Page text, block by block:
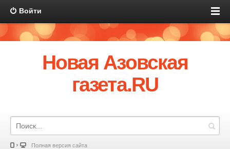
Войти
Новая Азовская
газета.RU
Полная версия сайта